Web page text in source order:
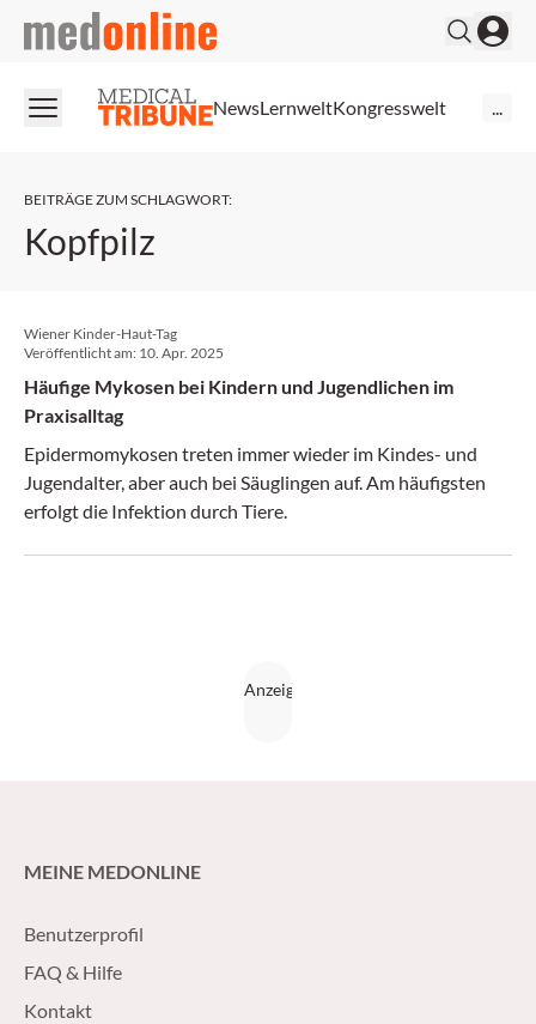
medonline
NewsLernweltKongresswelt
BEITRÄGE ZUM SCHLAGWORT:
Kopfpilz
Wiener Kinder-Haut-Tag
Veröffentlicht am: 10. Apr. 2025
Häufige Mykosen bei Kindern und Jugendlichen im
Praxisalltag
Epidermomykosen treten immer wieder im Kindes- und
Jugendalter, aber auch bei Säuglingen auf. Am häufigsten
erfolgt die Infektion durch Tiere.
MEINE MEDONLINE
Benutzerprofil
FAQ & Hilfe
Kontakt